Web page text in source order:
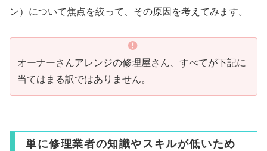
ン）について焦点を絞って、その原因を考えてみます。
オーナーさんアレンジの修理屋さん、すべてが下記に
当てはまる訳ではありません。
単に修理業者の知識やスキルが低いため